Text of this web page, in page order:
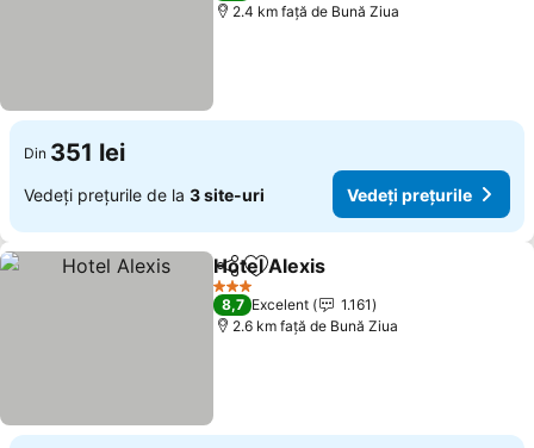
2.4 km faţă de Bună Ziua
Din 351 lei
Vedeți prețurile de la 3 site-uri Vedeți prețurile
DistribuițiAdăugaţi la favorite
Hotel Alexis
3 Stele
8,7 Excelent
1.161
2.6 km faţă de Bună Ziua